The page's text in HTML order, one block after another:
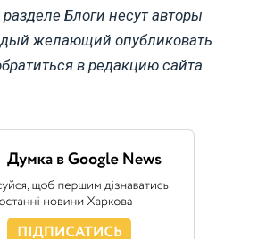
Блоги несут авторы
желающий опубликовать
в редакцию сайта